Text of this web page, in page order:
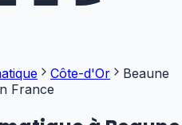
Côte-d'Or
Beaune
France